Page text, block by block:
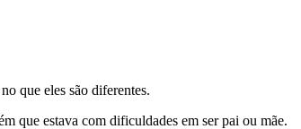
que eles são diferentes.
que estava com dificuldades em ser pai ou mãe.